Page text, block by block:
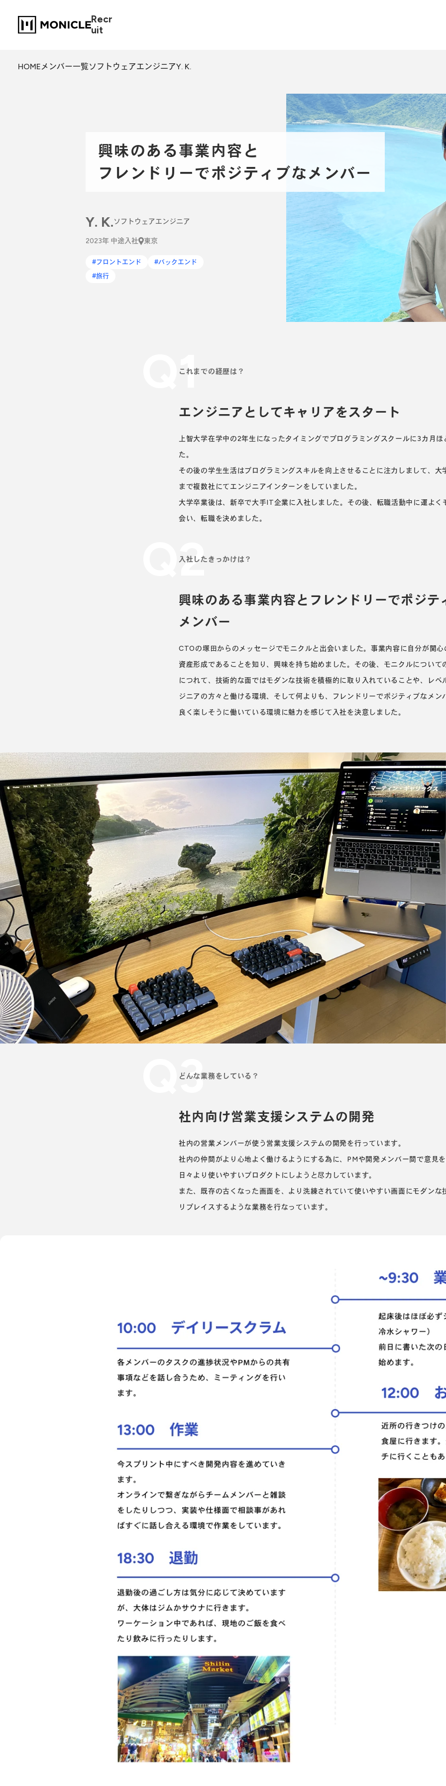
Recr
uit
HOMEメンバー一覧ソフトウェアエンジニアY. K.
興味のある事業内容と
フレンドリーでポジティブなメンバー
Y. K.ソフトウェアエンジニア
2023年 中途入社 東京
#フロントエンド
#バックエンド
#旅行
Q1
これまでの経歴は？
エンジニアとしてキャリアをスタート
上智大学在学中の2年生になったタイミングでプログラミングスクールに3カ月ほ
た。
その後の学生生活はプログラミングスキルを向上させることに注力しまして、大
まで複数社にてエンジニアインターンをしていました。
大学卒業後は、新卒で大手IT企業に入社しました。その後、転職活動中に運よく
会い、転職を決めました。
Q2
入社したきっかけは？
興味のある事業内容とフレンドリーでポジテ
メンバー
CTOの塚田からのメッセージでモニクルと出会いました。事業内容に自分が関心
資産形成であることを知り、興味を持ち始めました。その後、モニクルについて
につれて、技術的な面ではモダンな技術を積極的に取り入れていることや、レベ
ジニアの方々と働ける環境、そして何よりも、フレンドリーでポジティブなメン
良く楽しそうに働いている環境に魅力を感じて入社を決意しました。
Q3
どんな業務をしている？
社内向け営業支援システムの開発
社内の営業メンバーが使う営業支援システムの開発を行っています。
社内の仲間がより心地よく働けるようにする為に、PMや開発メンバー間で意見を
日々より使いやすいプロダクトにしようと尽力しています。
また、既存の古くなった画面を、より洗練されていて使いやすい画面にモダンな
リプレイスするような業務を行なっています。